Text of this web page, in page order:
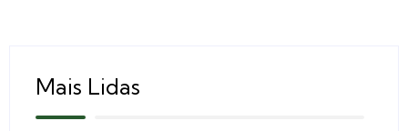
Mais Lidas